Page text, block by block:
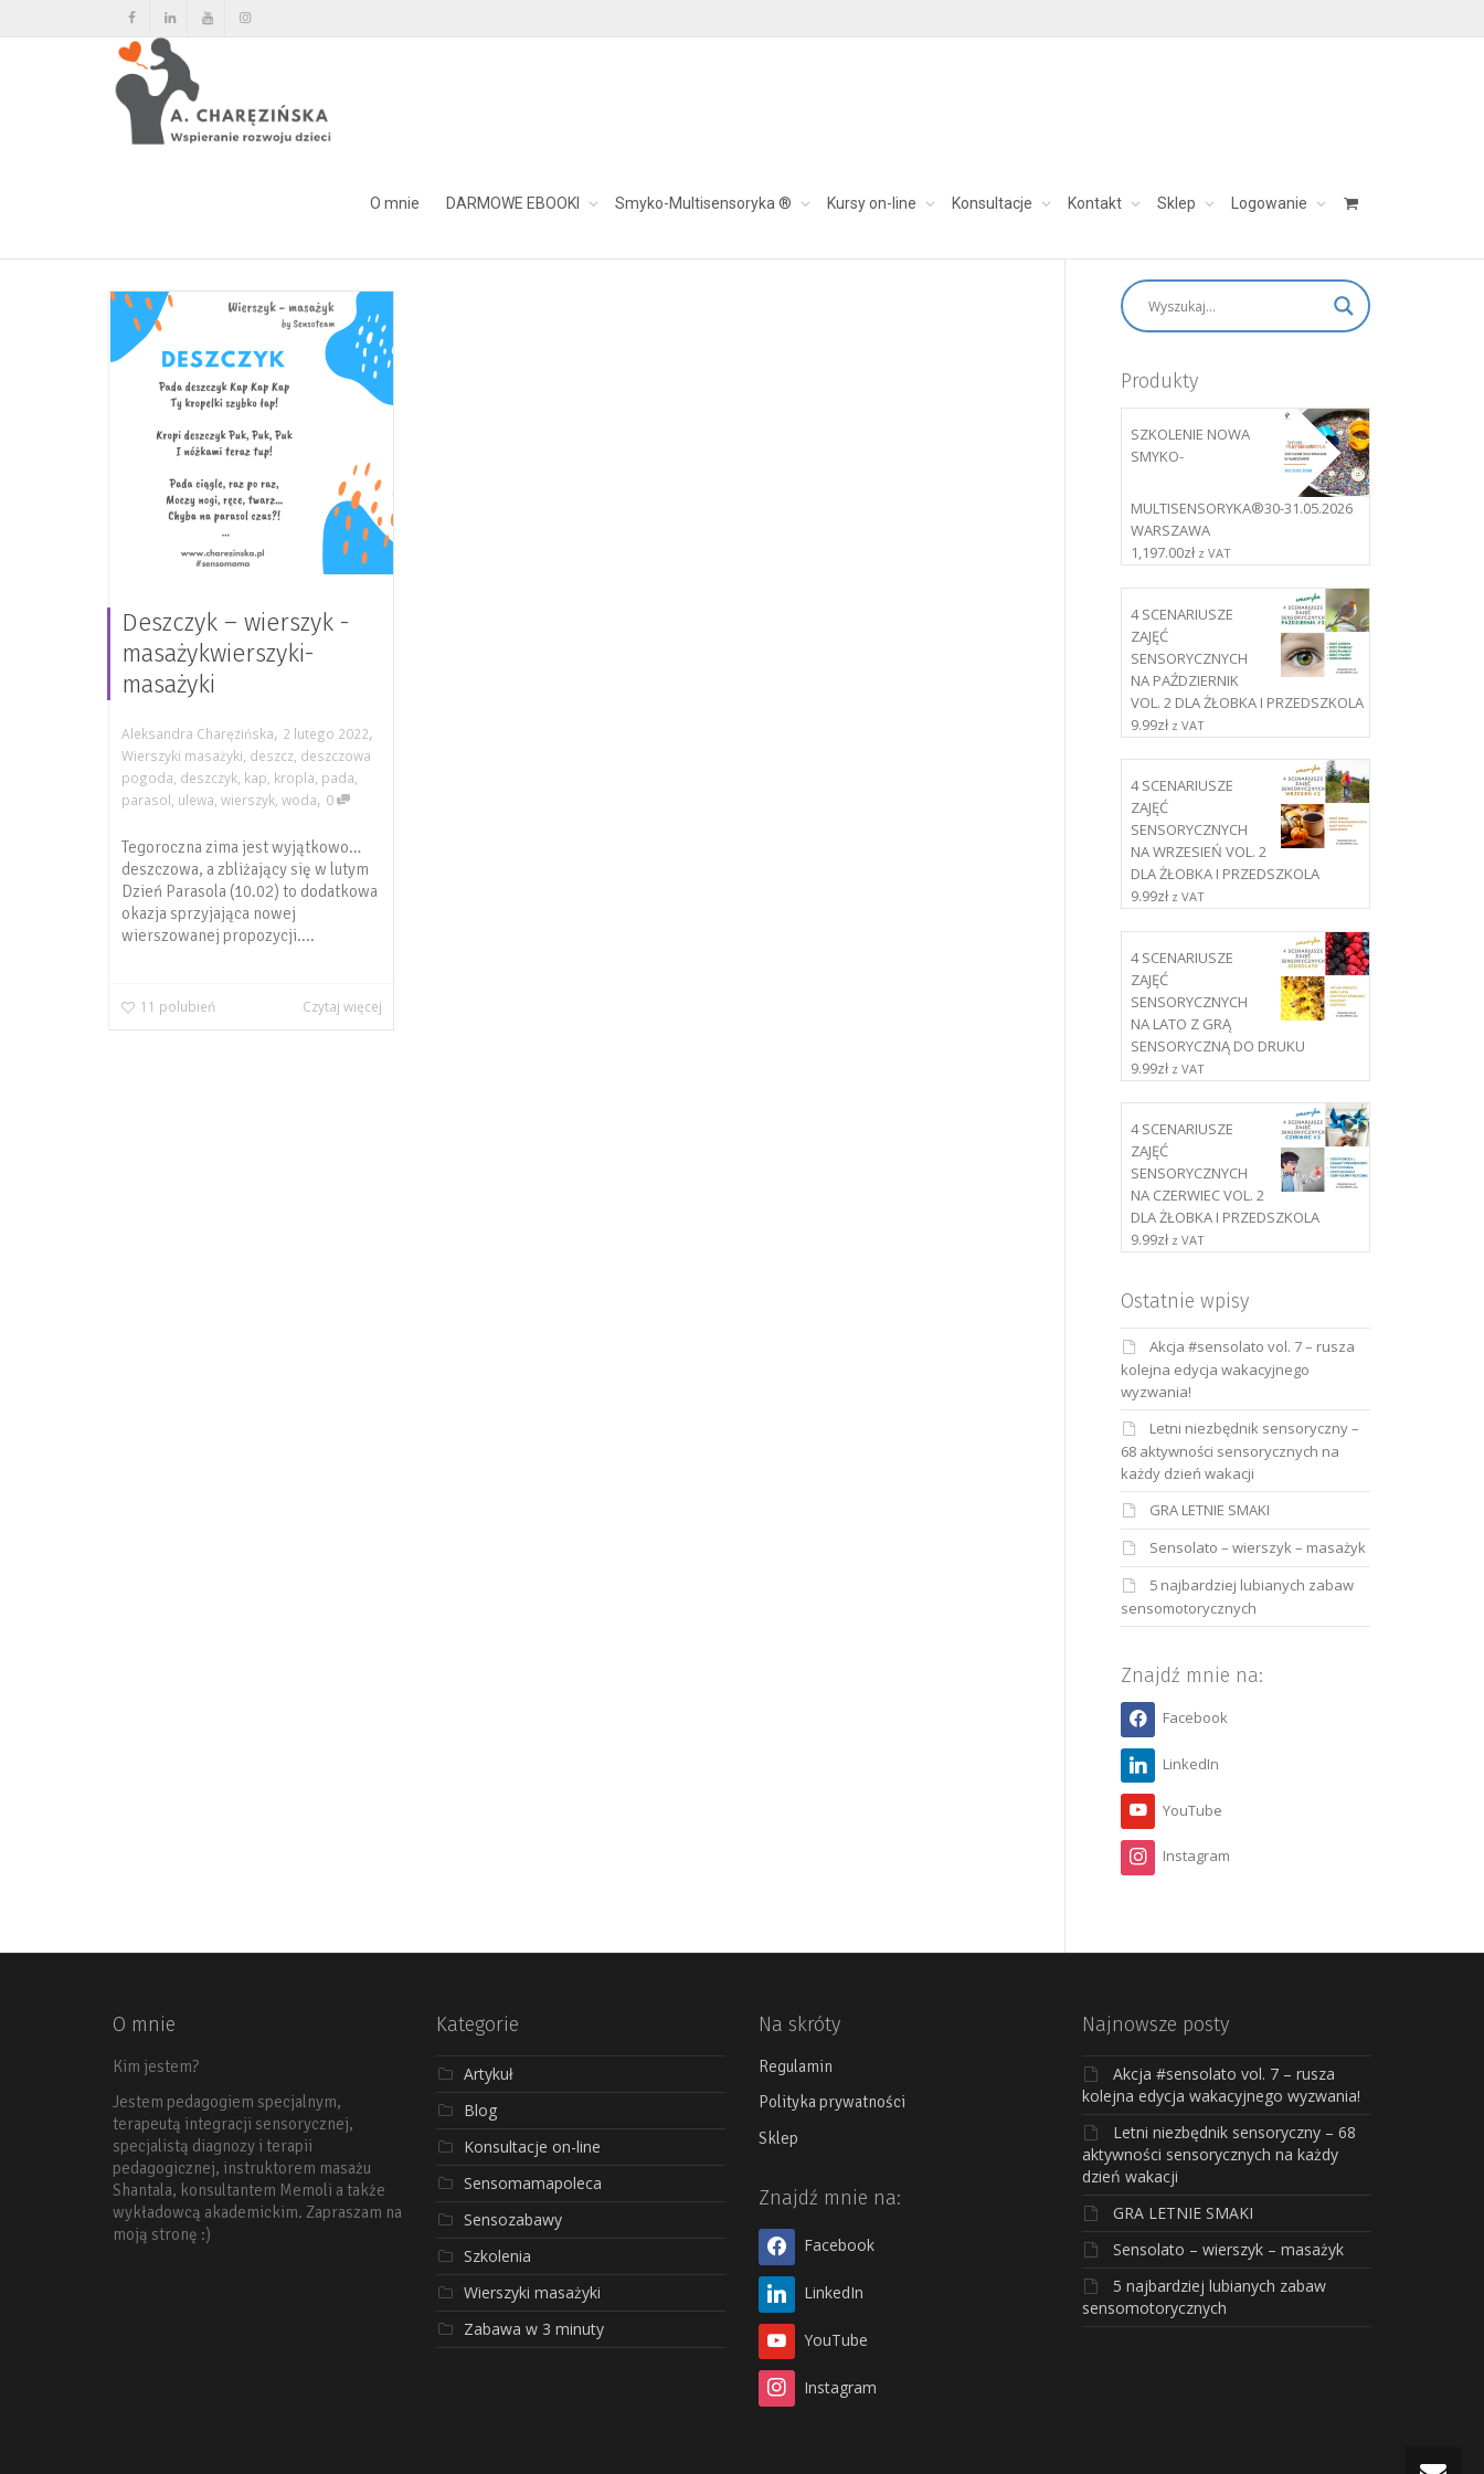
O mnie DARMOWE EBOOKI Smyko-Multisensoryka ® Kursy on-line Konsultacje Kontakt Sklep Logowanie
skontaktuj się: aleksandra@charezinska.pl
Deszczyk – wierszyk -
masażykwierszyki-
masażyki
Aleksandra Charęzińska, 2 lutego 2022,
Wierszyki masażyki, deszcz, deszczowa
pogoda, deszczyk, kap, kropla, pada,
parasol, ulewa, wierszyk, woda, 0
Tegoroczna zima jest wyjątkowo…
deszczowa, a zbliżający się w lutym
Dzień Parasola (10.02) to dodatkowa
okazja sprzyjająca nowej
wierszowanej propozycji....
11 polubień Czytaj więcej
Produkty
SZKOLENIE NOWA
SMYKO-
MULTISENSORYKA®30-31.05.2026
WARSZAWA
1,197.00zł z VAT
4 SCENARIUSZE
ZAJĘĆ
SENSORYCZNYCH
NA PAŹDZIERNIK
VOL. 2 DLA ŻŁOBKA I PRZEDSZKOLA
9.99zł z VAT
4 SCENARIUSZE
ZAJĘĆ
SENSORYCZNYCH
NA WRZESIEŃ VOL. 2
DLA ŻŁOBKA I PRZEDSZKOLA
9.99zł z VAT
4 SCENARIUSZE
ZAJĘĆ
SENSORYCZNYCH
NA LATO Z GRĄ
SENSORYCZNĄ DO DRUKU
9.99zł z VAT
4 SCENARIUSZE
ZAJĘĆ
SENSORYCZNYCH
NA CZERWIEC VOL. 2
DLA ŻŁOBKA I PRZEDSZKOLA
9.99zł z VAT
Ostatnie wpisy
Akcja #sensolato vol. 7 – rusza
kolejna edycja wakacyjnego
wyzwania!
Letni niezbędnik sensoryczny –
68 aktywności sensorycznych na
każdy dzień wakacji
GRA LETNIE SMAKI
Sensolato – wierszyk – masażyk
5 najbardziej lubianych zabaw
sensomotorycznych
Znajdź mnie na:
Facebook
LinkedIn
YouTube
Instagram
O mnie
Kim jestem?
Jestem pedagogiem specjalnym,
terapeutą integracji sensorycznej,
specjalistą diagnozy i terapii
pedagogicznej, instruktorem masażu
Shantala, konsultantem Memoli a także
wykładowcą akademickim. Zapraszam na
moją stronę :)
Kategorie
Artykuł
Blog
Konsultacje on-line
Sensomamapoleca
Sensozabawy
Szkolenia
Wierszyki masażyki
Zabawa w 3 minuty
Na skróty
Regulamin
Polityka prywatności
Sklep
Znajdź mnie na:
Facebook
LinkedIn
YouTube
Instagram
Najnowsze posty
Akcja #sensolato vol. 7 – rusza
kolejna edycja wakacyjnego wyzwania!
Letni niezbędnik sensoryczny – 68
aktywności sensorycznych na każdy
dzień wakacji
GRA LETNIE SMAKI
Sensolato – wierszyk – masażyk
5 najbardziej lubianych zabaw
sensomotorycznych